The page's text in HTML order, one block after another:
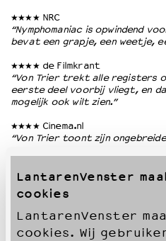
LantarenVenster
cookies
LantarenVenster
cookies. Wij
★★★★ NRC
“Nymphomaniac is opwindend
bevat een grapje, een weetje,
★★★★ de Filmkrant
“Von Trier trekt alle registers
eerste deel voorbij vliegt, en
mogelijk ook wilt zien.”
★★★★ Cinema.nl
“Von Trier toont zijn